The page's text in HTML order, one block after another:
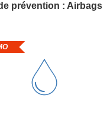
prévention : Airbags